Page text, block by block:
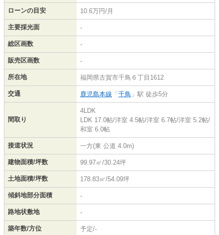
ローンの目安 10.6万円/月
主要採光面 -
総区画数 -
販売区画数 -
所在地 福岡県古賀市千鳥６丁目1612
交通 鹿児島本線 「 千鳥 」駅 徒歩5分
間取り
4LDK
LDK 17.0帖/洋室 4.5帖/洋室 6.7帖/洋室 5.2帖/
和室 6.0帖
接道状況 一方(東 公道 4.0m)
建物面積/坪数 99.97㎡/30.24坪
土地面積/坪数 178.83㎡/54.09坪
傾斜地部分面積 -
路地状敷地 -
築年数/方位 予定/-